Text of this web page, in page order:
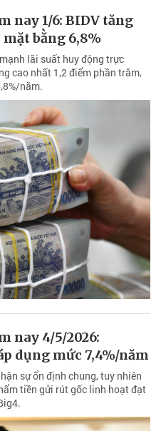
nay 1/6: BIDV tăng
bằng 6,8%
lãi suất huy động trực
cao nhất 1,2 điểm phần trăm,
năm.
nay 4/5/2026:
dụng mức 7,4%/năm
sự ổn định chung, tuy nhiên
tiền gửi rút gốc linh hoạt đạt